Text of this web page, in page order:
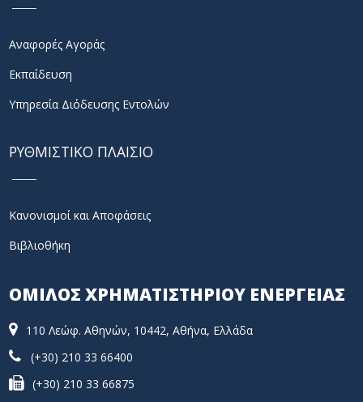
Αναφορές Αγοράς
Εκπαίδευση
Υπηρεσία Διόδευσης Εντολών
ΡΥΘΜΙΣΤΙΚΟ ΠΛΑΙΣΙΟ
Κανονισμοί και Αποφάσεις
Βιβλιοθήκη
ΟΜΙΛΟΣ ΧΡΗΜΑΤΙΣΤΗΡΙΟΥ ΕΝΕΡΓΕΙΑΣ
110 Λεώφ. Αθηνών, 10442, Αθήνα, Ελλάδα
(+30) 210 33 66400
(+30) 210 33 66875